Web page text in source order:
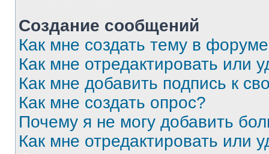
Создание сообщений
Как мне создать тему в
Как мне отредактировать или
Как мне добавить подпись к
Как мне создать опрос?
Почему я не могу добавить
Как мне отредактировать или